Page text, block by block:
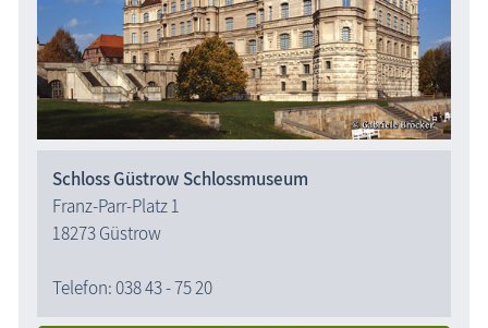
Schloss Güstrow Schlossmuseum
Franz-Parr-Platz 1
18273 Güstrow
Telefon: 038 43 - 75 20